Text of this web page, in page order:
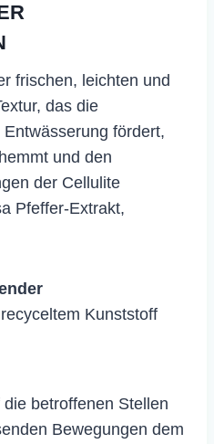
frischen, leichten und
das die
fördert,
und den
der Cellulite
Pfeffer-Extrakt,
Kunststoff
betroffenen Stellen
Bewegungen dem